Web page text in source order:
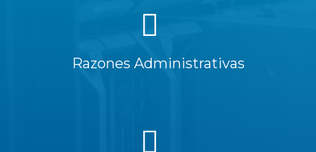
Razones Administrativas